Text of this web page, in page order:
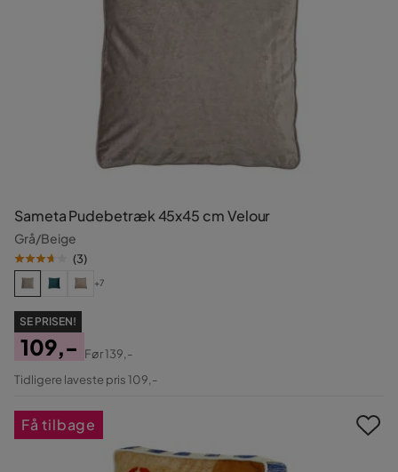
Sameta Pudebetræk 45x45 cm Velour
Grå/Beige
(3)
+7
SE PRISEN!
Pris
109,-
Original
Før139,-
Tidligere laveste pris 109,-
Få tilbage